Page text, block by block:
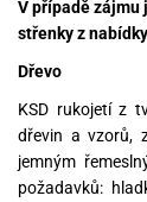
V případě zájmu
střenky z
Dřevo
KSD rukojetí z
dřevin a vzorů,
jemným
požadavků: